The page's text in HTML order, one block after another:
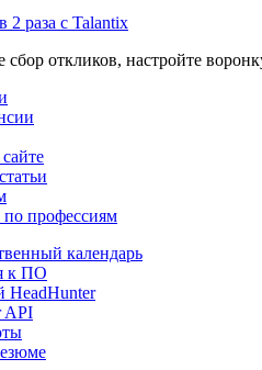
2 раза с Talantix
сбор откликов, настройте
профессиям
календарь
к ПО
HeadHunter
API